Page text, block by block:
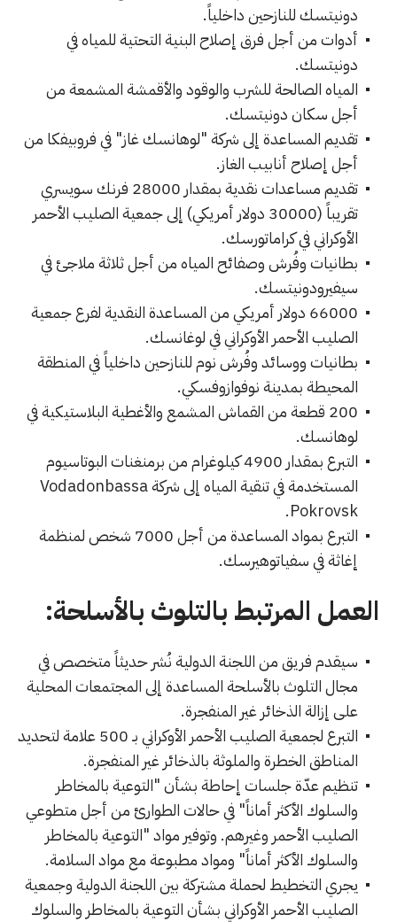
دونيتسك للنازحين داخلياً.
أدوات من أجل فرق إصلاح البنية التحتية للمياه في
دونيتسك.
المياه الصالحة للشرب والوقود والأقمشة المشمعة من
أجل سكان دونيتسك.
تقديم المساعدة إلى شركة "لوهانسك غاز" في فروبيفكا من
أجل إصلاح أنابيب الغاز.
تقديم مساعدات نقدية بمقدار 28000 فرنك سويسري
تقريباً (30000 دولار أمريكي) إلى جمعية الصليب الأحمر
الأوكراني في كراماتورسك.
بطانيات وفُرش وصفائح المياه من أجل ثلاثة ملاجئ في
سيفيرودونيتسك.
66000 دولار أمريكي من المساعدة النقدية لفرع جمعية
الصليب الأحمر الأوكراني في لوغانسك.
بطانيات ووسائد وفُرش نوم للنازحين داخلياً في المنطقة
المحيطة بمدينة نوفوازوفسكي.
200 قطعة من القماش المشمع والأغطية البلاستيكية في
لوهانسك.
التبرع بمقدار 4900 كيلوغرام من برمنغنات البوتاسيوم
المستخدمة في تنقية المياه إلى شركة Vodadonbassa
Pokrovsk.
التبرع بمواد المساعدة من أجل 7000 شخص لمنظمة
إغاثة في سفياتوهيرسك.
العمل المرتبط بالتلوث بالأسلحة:
سيقدم فريق من اللجنة الدولية نُشر حديثاً متخصص في
مجال التلوث بالأسلحة المساعدة إلى المجتمعات المحلية
على إزالة الذخائر غير المنفجرة.
التبرع لجمعية الصليب الأحمر الأوكراني بـ 500 علامة لتحديد
المناطق الخطرة والملوثة بالذخائر غير المنفجرة.
تنظيم عدّة جلسات إحاطة بشأن "التوعية بالمخاطر
والسلوك الأكثر أماناً" في حالات الطوارئ من أجل متطوعي
الصليب الأحمر وغيرهم. وتوفير مواد "التوعية بالمخاطر
والسلوك الأكثر أماناً" ومواد مطبوعة مع مواد السلامة.
يجري التخطيط لحملة مشتركة بين اللجنة الدولية وجمعية
الصليب الأحمر الأوكراني بشأن التوعية بالمخاطر والسلوك